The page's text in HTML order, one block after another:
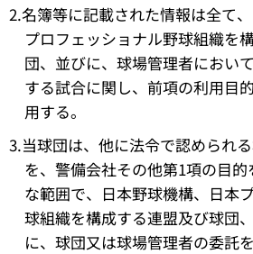
2.名簿等に記載された情報は全て
プロフェッショナル野球組織を
団、並びに、球場管理者におい
する試合に関し、前項の利用目
用する。
3.当球団は、他に法令で認められ
を、警備会社その他第1項の目
な範囲で、日本野球機構、日本
球組織を構成する連盟及び球団
に、球団又は球場管理者の委託